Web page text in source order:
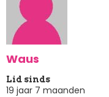
Waus
Lid sinds
19 jaar 7 maanden